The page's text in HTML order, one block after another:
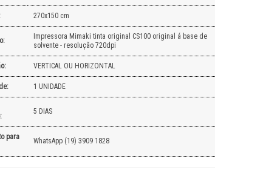
270x150 cm
Impressora Mimaki tinta original CS100 original á base de
solvente - resolução 720dpi
VERTICAL OU HORIZONTAL
1 UNIDADE
5 DIAS
para
WhatsApp (19) 3909 1828